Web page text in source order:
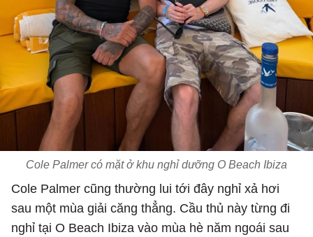
Cole Palmer có mặt ở khu nghỉ dưỡng O Beach Ibiza
Cole Palmer cũng thường lui tới đây nghỉ xả hơi
sau một mùa giải căng thẳng. Cầu thủ này từng đi
nghỉ tại O Beach Ibiza vào mùa hè năm ngoái sau